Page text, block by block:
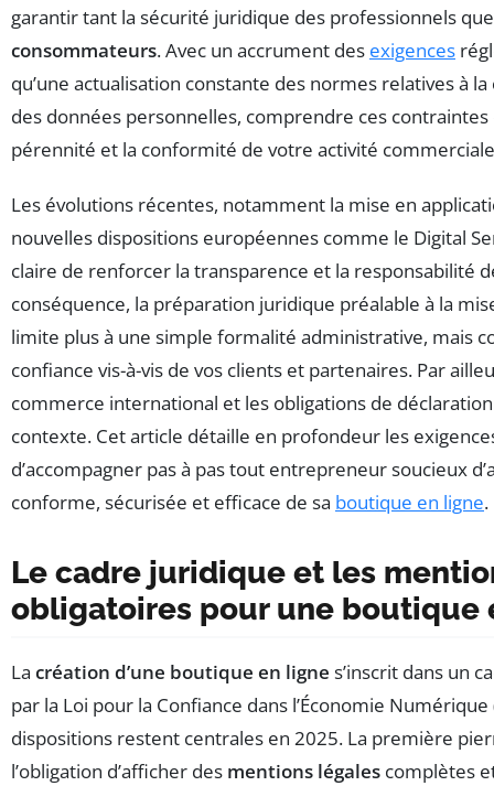
garantir tant la sécurité juridique des professionnels
consommateurs. Avec un accrument des exigences
qu’une actualisation constante des normes relatives à
des données personnelles, comprendre ces
pérennité et la conformité de votre activité
Les évolutions récentes, notamment la mise en
nouvelles dispositions européennes comme le Digital
claire de renforcer la transparence et la responsabilité
conséquence, la préparation juridique préalable à la
limite plus à une simple formalité administrative, mais
confiance vis-à-vis de vos clients et partenaires. Par
commerce international et les obligations de
contexte. Cet article détaille en profondeur les
d’accompagner pas à pas tout entrepreneur soucieux
conforme, sécurisée et efficace de sa boutique en ligne.
Le cadre juridique et les
obligatoires pour une boutique
La création d’une boutique en ligne s’inscrit dans un
par la Loi pour la Confiance dans l’Économie
dispositions restent centrales en 2025. La première
l’obligation d’afficher des mentions légales complètes